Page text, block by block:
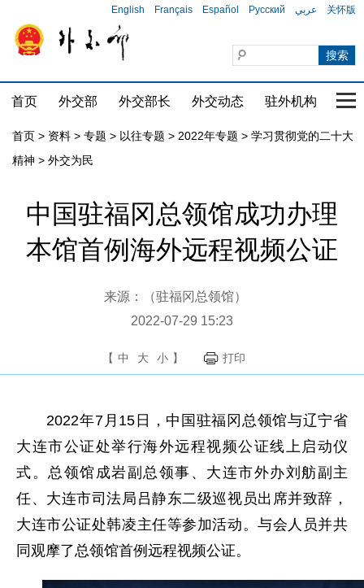
English Français Español Русский عربي 关怀版
首页 外交部 外交部长 外交动态 驻外机构 国
首页 > 资料 > 专题 > 以往专题 > 2022年专题 > 学习贯彻党的二十大
精神 > 外交为民
中国驻福冈总领馆成功办理
本馆首例海外远程视频公证
来源：（驻福冈总领馆）
2022-07-29 15:23
【 中 大 小 】 打印
2022年7月15日，中国驻福冈总领馆与辽宁省
大连市公证处举行海外远程视频公证线上启动仪
式。总领馆成岩副总领事、大连市外办刘舫副主
任、大连市司法局吕静东二级巡视员出席并致辞，
大连市公证处韩凌主任等参加活动。与会人员并共
同观摩了总领馆首例远程视频公证。